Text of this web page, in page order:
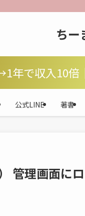
ち
公式LINE 著書
年で収入10倍
管理画面に